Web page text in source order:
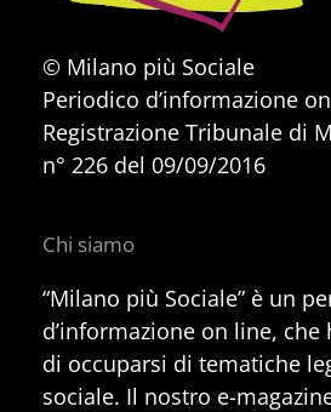
© Milano più Sociale
Periodico d’informazione
Registrazione Tribunale di
n° 226 del 09/09/2016
Chi siamo
“Milano più Sociale” è un
d’informazione on line, che
di occuparsi di tematiche
sociale. Il nostro e-